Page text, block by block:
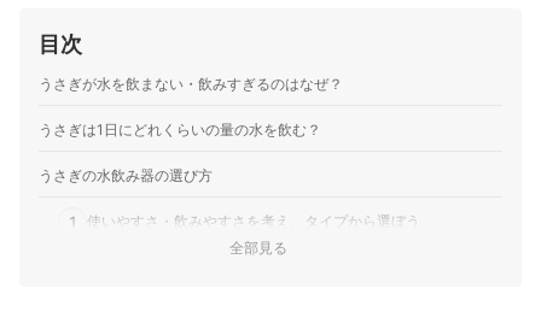
目次
うさぎが水を飲まない・飲みすぎるのはなぜ？
うさぎは1日にどれくらいの量の水を飲む？
うさぎの水飲み器の選び方
1 使いやすさ・飲みやすさを考え、タイプから選ぼう
全部見る